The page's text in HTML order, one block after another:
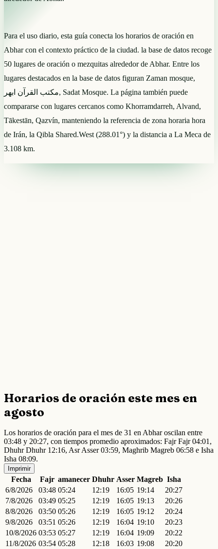
Para el uso diario, esta guía conecta los horarios de oración en
Abhar con el contexto práctico de la ciudad. la base de datos recoge
50 lugares de oración o mezquitas alrededor de Abhar. Entre los
lugares destacados en la base de datos figuran Zaman mosque,
مکتب القرآن ابهر, Sadat Mosque. La página también puede
compararse con lugares cercanos como Khorramdarreh, Alvand,
Tākestān, Qazvín, manteniendo la referencia de zona horaria hora
de Irán, la Qibla Shared.West (288.01°) y la distancia a La Meca de
3.108 km.
Horarios de oración este mes en
agosto
Los horarios de oración para el mes de 31 en Abhar oscilan entre
03:48 y 20:27, con tiempos promedio aproximados: Fajr Fajr 04:01,
Dhuhr Dhuhr 12:16, Asr Asser 03:59, Maghrib Magreb 06:58 e Isha
Isha 08:09.
Imprimir
Fecha Fajr amanecer Dhuhr Asser Magreb Isha
6/8/2026
03:48 05:24 12:19 16:05 19:14
20:27
7/8/2026
03:49 05:25 12:19 16:05 19:13
20:26
8/8/2026
03:50 05:26 12:19 16:05 19:12
20:24
9/8/2026
03:51 05:26 12:19 16:04 19:10
20:23
10/8/2026 03:53 05:27 12:19 16:04 19:09
20:22
11/8/2026 03:54 05:28 12:18 16:03 19:08
20:20